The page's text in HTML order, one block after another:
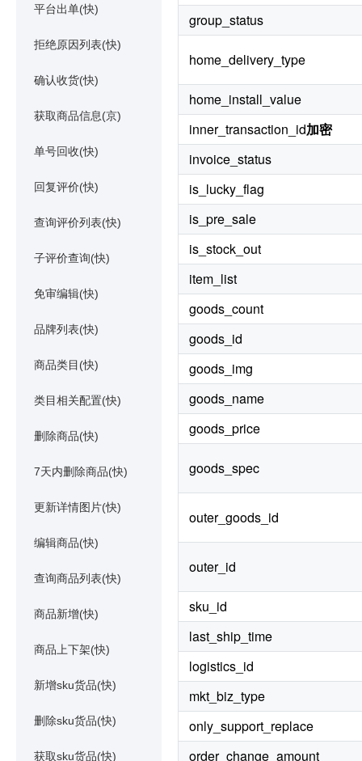
平台出单(快)
拒绝原因列表(快)
确认收货(快)
获取商品信息(京)
单号回收(快)
回复评价(快)
查询评价列表(快)
子评价查询(快)
免审编辑(快)
品牌列表(快)
商品类目(快)
类目相关配置(快)
删除商品(快)
7天内删除商品(快)
更新详情图片(快)
编辑商品(快)
查询商品列表(快)
商品新增(快)
商品上下架(快)
新增sku货品(快)
删除sku货品(快)
获取sku货品(快)
group_status
home_delivery_type
home_install_value
inner_transaction_id加密
invoice_status
is_lucky_flag
is_pre_sale
is_stock_out
item_list
goods_count
goods_id
goods_img
goods_name
goods_price
goods_spec
outer_goods_id
outer_id
sku_id
last_ship_time
logistics_id
mkt_biz_type
only_support_replace
order_change_amount